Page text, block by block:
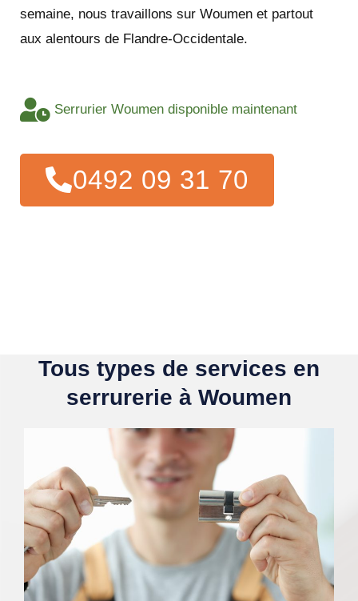
semaine, nous travaillons sur Woumen et partout
aux alentours de Flandre-Occidentale.
Serrurier Woumen disponible maintenant
0492 09 31 70
Tous types de services en
serrurerie à Woumen